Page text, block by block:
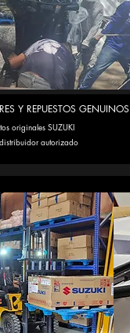
Y REPUESTOS GENUINOS
originales SUZUKI
autorizado